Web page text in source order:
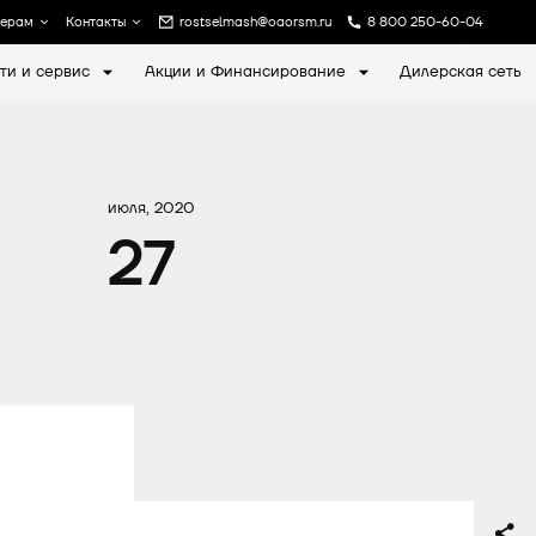
Контакты rostselmash@oaorsm.ru 8 800 250-60-04
и сервис Акции и Финансирование Дилерская сеть
июля, 2020
27